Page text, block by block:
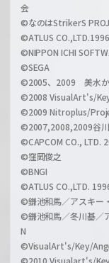
会
©なのはStrikerS
©ATLUS
©NIPPON ICHI
©SEGA
©2005、2009 美水か
©2008 VisualArt's/
©2009 Nitroplus/
©2007,2008,2009谷
©CAPCOM CO., LTD.
©窪岡俊之
©BNGI
©ATLUS CO.,LTD.
©鎌池和馬／アスキー
©鎌池和馬／冬川基／
N
©VisualArt's/Key/
©2010 Visualart's/Key